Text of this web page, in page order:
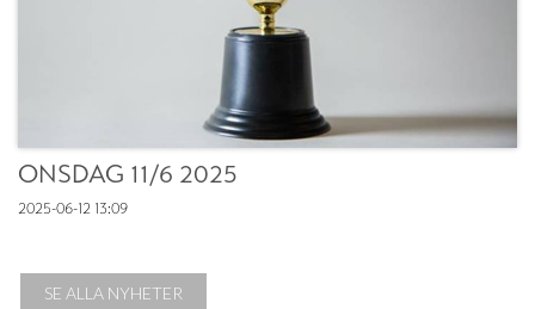
ONSDAG 11/6 2025
2025-06-12 13:09
SE ALLA NYHETER